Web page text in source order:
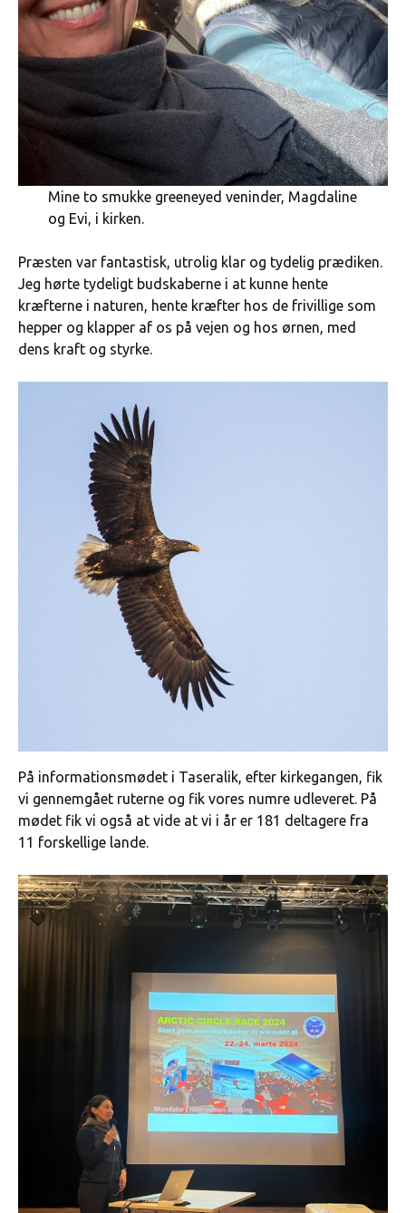
Mine to smukke greeneyed veninder, Magdaline
og Evi, i kirken.
Præsten var fantastisk, utrolig klar og tydelig prædiken.
Jeg hørte tydeligt budskaberne i at kunne hente
kræfterne i naturen, hente kræfter hos de frivillige som
hepper og klapper af os på vejen og hos ørnen, med
dens kraft og styrke.
På informationsmødet i Taseralik, efter kirkegangen, fik
vi gennemgået ruterne og fik vores numre udleveret. På
mødet fik vi også at vide at vi i år er 181 deltagere fra
11 forskellige lande.